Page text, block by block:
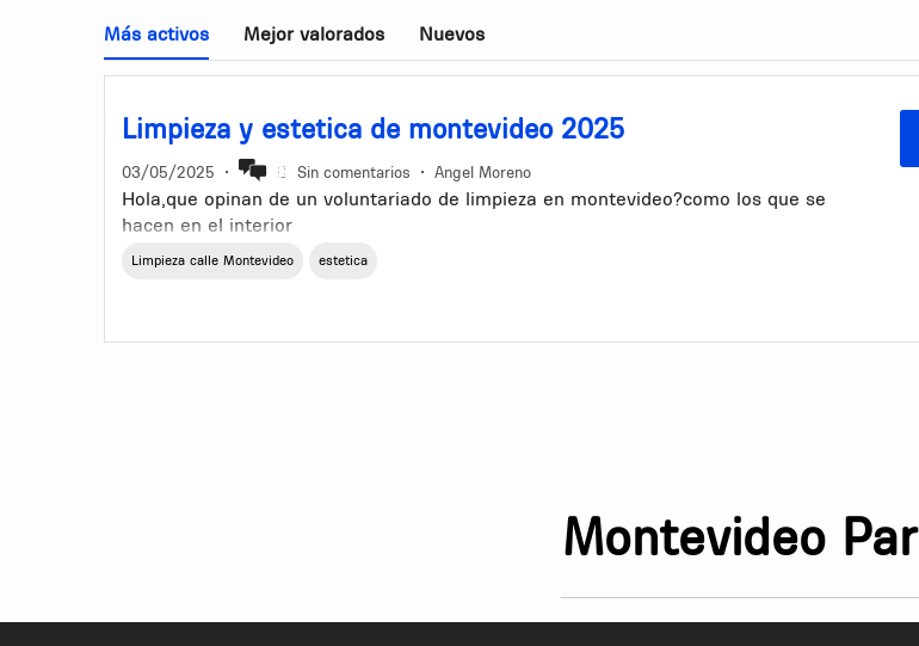
Más activos Mejor valorados Nuevos
Limpieza y estetica de montevideo 2025
03/05/2025 • Sin comentarios • Angel Moreno
Hola,que opinan de un voluntariado de limpieza en montevideo?como los que se
hacen en el interior
Limpieza calle Montevideo estetica
Montevideo